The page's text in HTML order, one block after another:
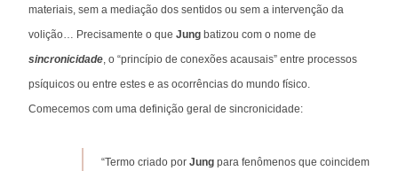
materiais, sem a mediação dos sentidos ou sem a intervenção da
volição… Precisamente o que Jung batizou com o nome de
sincronicidade, o “princípio de conexões acausais” entre processos
psíquicos ou entre estes e as ocorrências do mundo físico.
Comecemos com uma definição geral de sincronicidade:
“Termo criado por Jung para fenômenos que coincidem